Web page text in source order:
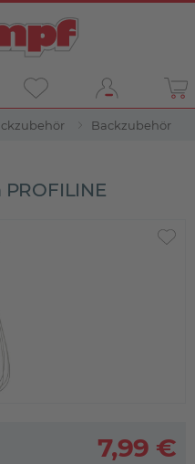
Backzubehör
7,99 €